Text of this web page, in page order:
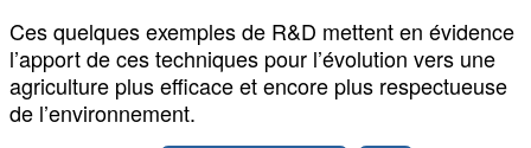
Ces quelques exemples de R&D mettent en évidence
l’apport de ces techniques pour l’évolution vers une
agriculture plus efficace et encore plus respectueuse
de l’environnement.